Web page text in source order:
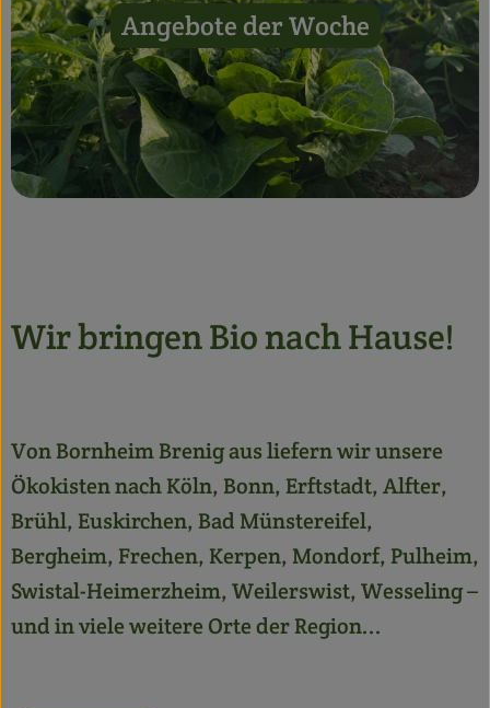
Angebote der Woche
Wir bringen Bio nach Hause!
Von Bornheim Brenig aus liefern wir unsere
Ökokisten nach Köln, Bonn, Erftstadt, Alfter,
Brühl, Euskirchen, Bad Münstereifel,
Bergheim, Frechen, Kerpen, Mondorf, Pulheim,
Swistal-Heimerzheim, Weilerswist, Wesseling –
und in viele weitere Orte der Region...